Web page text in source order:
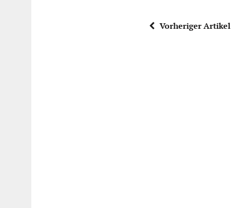
Vorheriger Artikel